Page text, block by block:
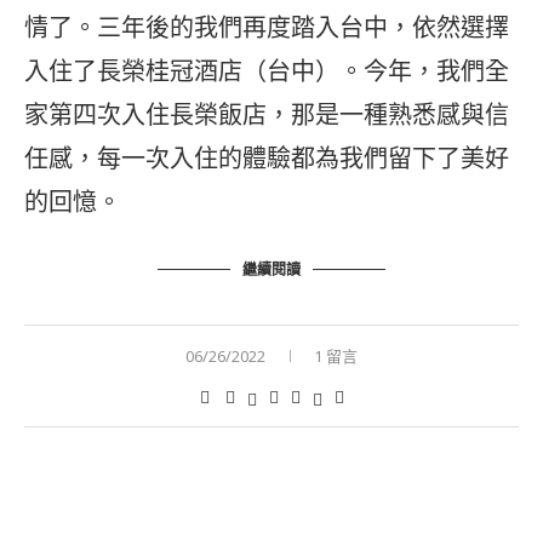
情了。三年後的我們再度踏入台中，依然選擇
入住了長榮桂冠酒店（台中）。今年，我們全
家第四次入住長榮飯店，那是一種熟悉感與信
任感，每一次入住的體驗都為我們留下了美好
的回憶。
繼續閱讀
06/26/2022 1 留言